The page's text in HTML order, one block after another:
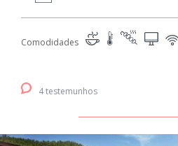
Comodidades
4 testemunhos